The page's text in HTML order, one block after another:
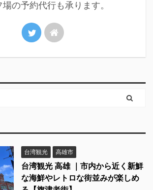
場の予約代行も承ります。
台湾観光 高雄市
台湾観光 高雄 ｜市内から近く新鮮
な海鮮やレトロな街並みが楽しめ